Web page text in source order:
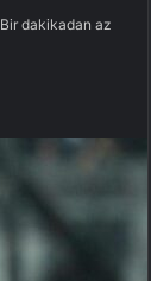
Bir dakikadan az